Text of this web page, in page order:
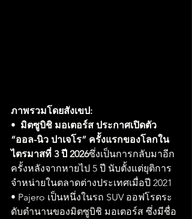
ภาพรวมโดยสังเขป:
• มิตซูบิชิ มอเตอร์ส ประกาศเปิดตัว
“ออล-นิว ปาเจโร” ครั้งแรกของโลกใน
ไตรมาสที่ 3 ปี 2026ซึ่งเป็นการกลับมาอีก
ครั้งหลังจากหายไป 5 ปี นับตั้งแต่ยุติการ
จำหน่ายในตลาดต่างประเทศเมื่อปี 2021
• Pajero เป็นหนึ่งในรถ SUV ออฟโรดระ
ดับตำนานของมิตซูบิชิ มอเตอร์ส ซึ่งมีชื่อ